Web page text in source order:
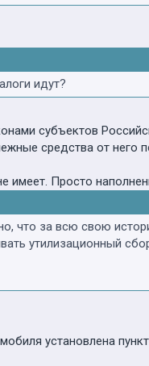
идут?
субъектов
средства от
имеет. Просто
что за всю свою
утилизационный
установлена